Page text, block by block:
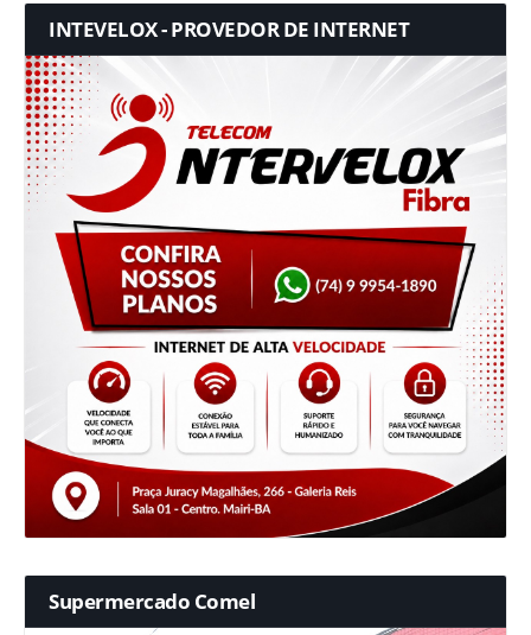
INTEVELOX - PROVEDOR DE INTERNET
Supermercado Comel